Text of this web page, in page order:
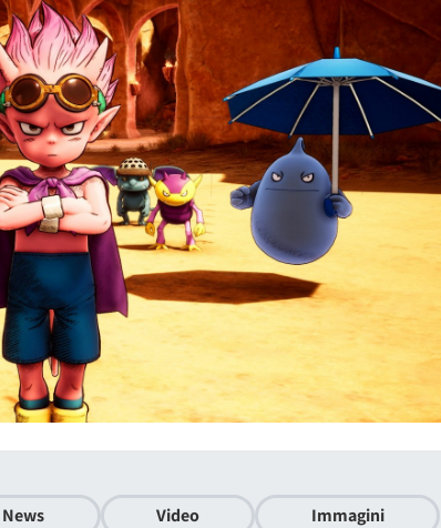
News Video Immagini